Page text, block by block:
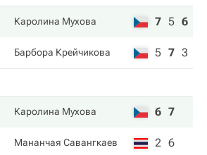
Каролина Мухова 7 5 6
Барбора Крейчикова 5 7 3
Каролина Мухова 6 7
Мананчая Савангкаев 2 6